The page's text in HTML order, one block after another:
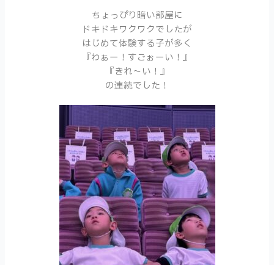
ちょっぴり暗い部屋に
ドキドキワクワクでしたが
はじめて体験する子が多く
『わぁー！すごぉーい！』
『きれ〜い！』
の連続でした！